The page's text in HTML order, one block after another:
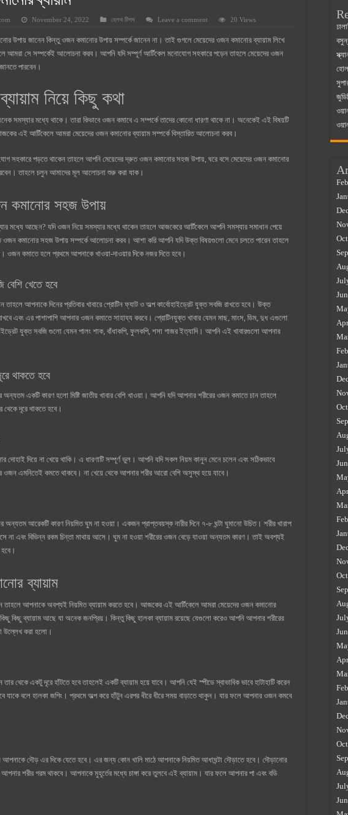
সিমেন্ট দাম ২০২৫
ম্যাজিস্ট্রেট কি? জুডিশিয়াল ম্যাজিস্ট্রেট এর সুযোগ সুবিধা
মোবাইল কিস্তিতে কেনার নিয়ম ২০২৫
কিস্তিতে কেনার নিয়ম ২০২৫
বর্তমানে মোবাইল ঘড়ি দাম কত ২০২৫
November 24, 2022 হেলথ টিপস Leave a comment 20 Views
উপায় জানেন কিন্তু ওজন কমানোর উপায় সম্পর্কে জানেন না। তাই গুগলে মেয়েদের ওজন কমানোর ব্যায়াম লিখে
আমরা সে সম্পর্কেই আলোচনা করব। আপনি যদি সম্পূর্ণ আর্টিকেল মনোযোগ সহকারে পড়েন তাহলে মেয়েদের ওজন
পারবেন।
নিয়ে কিছু কথা
সমস্যার মধ্যে থাকে। তারা কিভাবে ওজন কমাবে এ সম্পর্কে তাদের কোনো ধারণা থাকে না। অনেকেই এই বিষয়টি
এই আর্টিকেলে আমরা মেয়েদের ওজন কমানোর ব্যায়াম সম্পর্কে বিস্তারিত আলোচনা করব।
সহকারে পড়তে থাকেন তাহলে আপনি মেয়েদের দ্রুত ওজন কমানোর সহজ উপায়, ঘরে বসে মেয়েদের ওজন কমানোর
তাহলে চলুন আমাদের মূল আলোচনা শুরু করা যাক।
কমানোর সহজ উপায়
মধ্যে আছেন? যদি ওজন নিয়ে সমস্যার মধ্যে থাকেন তাহলে আজকেরে আর্টিকেলে আপনি সমস্যার সমাধান পেয়ে
ওজন কমানোর সহজ উপায় সম্পর্কে আলোচনা করব। আশা করি আপনি যদি উক্ত বিষয়গুলো মেনে চলতে পারেন তাহলে
ওজন কমাতে হলে প্রথমে আপনাকে খাওয়া-দাওয়ার দিকে নজর দিতে হবে।
খেতে হবে
আপনাকে দিনের প্রতিবার খাবারে প্রোটিন ফ্যাট ও অল্প কার্বোহাইড্রেট যুক্ত সবজি রাখতে হবে। উক্ত
এবং এর পাশাপাশি আপনার ওজন কমাতে সাহায্য করবে। প্রোটিনযুক্ত খাবার যেমন মাছ, মাংস, ডিম, দুধ এগুলো
যুক্ত সবজি গুলো যেমন পালং শাক, বাঁধাকপি, ফুলকপি, শসা গাজর ইত্যাদি। আপনি এই খাবারগুলো আপনার
থাকতে হবে
একটি কারণ হলো মিষ্টি জাতীয় খাবার বেশি খাওয়া। আপনি যদি আপনার শরীরের ওজন কমাতে চান তাহলে
থেকে দূরে থাকতে হবে।
দিয়ে না খেয়ে থাকি। এ ধারণাটি সম্পূর্ণ ভুল। আপনি যদি সকল নিয়ম কানুন মেনে চলেন এবং সঠিকভাবে
ওজন এমনিতেই কমতে থাকবে। না খেয়ে থেকে আপনার শরীর আরো বেশি অসুস্থ হয়ে যাবে।
অন্যতম আরেকটি কারণ নিয়মিত ঘুম না হওয়া। একজন প্রাপ্তবয়স্ক নারীর দিনে ৭-৮ ঘন্টা ঘুমানো উচিত। শরীর খারাপ
না এবং বিভিন্ন রকম চিন্তা মাথায় আসে। ঘুম না হওয়া শরীরের ওজন বেড়ে যাওয়া অন্যতম কারণ। তাই অবশ্যই
ব্যায়াম
তাহলে আপনাকে অবশ্যই নিয়মিত ব্যায়াম করতে হবে। আজকের এই আর্টিকেলে আমরা মেয়েদের ওজন কমানোর
কিছু ব্যায়াম আছে যা অনেক জনপ্রিয়। কিন্তু কিছু হালকা ব্যায়াম রয়েছে যেগুলো করেও আপনি আপনার শরীরের
উল্লেখ করা হলো।
তার থেকে একটু দূরে হাঁটতে হবে তাহলেই একটি ব্যায়াম হয়ে যাবে। আপনি যেই স্পীডে স্বাভাবিক ভাবে হাটাহাটি করেন
যাকে বলে হালকা জগিং। প্রথমে অল্প করে হাঁটুন এরপর ধীরে ধীরে সময় বাড়াতে থাকুন। যার ফলে আপনার ওজন কমবে
আপনাকে দৌড় এর দিকে যেতে হবে। এর জন্য কোন খালি মাঠে আপনাকে নিয়মিত আধাঘন্টা দৌড়াতে হবে। দৌড়ানোর
শরীর গরম থাকবে। আপনাকে মুহূর্তের মধ্যে চাঙ্গা করে তুলবে এই ব্যায়াম। যার ফলে আপনার পা এবং বডি